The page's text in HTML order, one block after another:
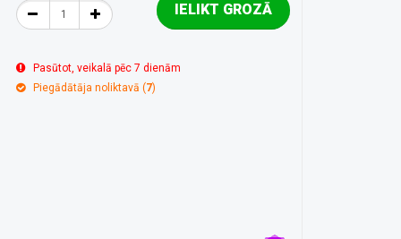
IELIKT GROZĀ
Pasūtot, veikalā pēc 7 dienām
Piegādātāja noliktavā (7)